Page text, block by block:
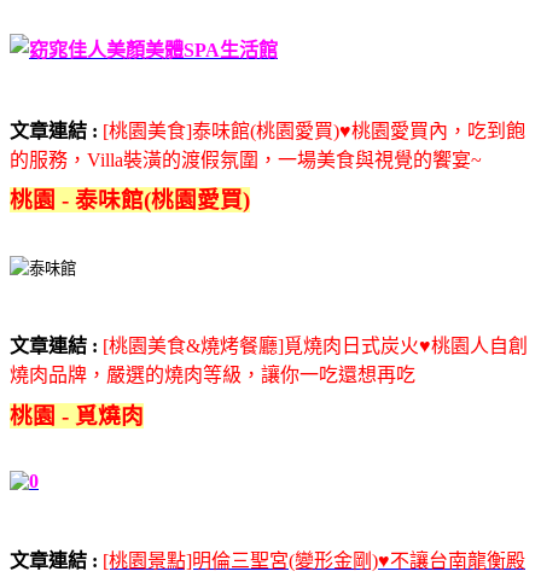
文章連結 : [桃園美食]泰味館(桃園愛買)♥桃園愛買內，吃到飽
的服務，Villa裝潢的渡假氛圍，一場美食與視覺的饗宴~
桃園 - 泰味館(桃園愛買)
文章連結 : [桃園美食&燒烤餐廳]覓燒肉日式炭火♥桃園人自創
燒肉品牌，嚴選的燒肉等級，讓你一吃還想再吃
桃園 - 覓燒肉
文章連結 : [桃園景點]明倫三聖宮(變形金剛)♥不讓台南龍衡殿